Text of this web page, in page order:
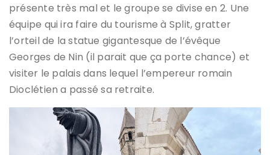
présente très mal et le groupe se divise en 2. Une
équipe qui ira faire du tourisme à Split, gratter
l’orteil de la statue gigantesque de l’évêque
Georges de Nin (il parait que ça porte chance) et
visiter le palais dans lequel l’empereur romain
Dioclétien a passé sa retraite.